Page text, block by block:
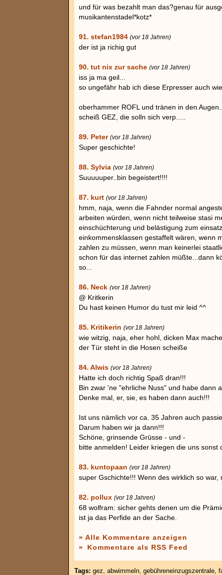
und für was bezahlt man das?genau für
musikantenstadel*kotz*
91. stefan1984 (vor 18 Jahren)
der ist ja richig gut
90. tut nix zur sache (vor 18 Jahren)
iss ja ma geil...
so ungefähr hab ich diese Erpresser auch
oberhammer ROFL und tränen in den
scheiß GEZ, die solln sich verp.....
89. Peter (vor 18 Jahren)
Super geschichte!
88. Sylvia (vor 18 Jahren)
Suuuuuper..bin begeistert!!!!
87. kurt (vor 18 Jahren)
hmm, naja, wenn die Fahnder normal
arbeiten würden, wenn nicht teilweise stasi
einschüchterung und belästigung zum
einkommensklassen gestaffelt wären, wenn
zahlen zu müssen, wenn man keinerlei
schon für das internet zahlen müßte...dann
so...
86. Neck (vor 18 Jahren)
@ Kritkerin
Du hast keinen Humor du tust mir leid ^^
85. Kritikerin (vor 18 Jahren)
wie witzig, naja, eher hohl, dicken Max
der Tür steht in die Hosen scheiße
84. Alwis (vor 18 Jahren)
Hatte ich doch richtig Spaß dran!!!
Bin zwar 'ne "ehrliche Nuss" und habe dann
Denke mal, er, sie, es haben dann auch!!!
Ist uns nämlich vor ca. 35 Jahren auch
Darum haben wir ja dann!!!
Schöne, grinsende Grüsse - und -
bitte anmelden! Leider kriegen die uns sonst
83. kuntopaan (vor 18 Jahren)
super Gschichte!!! Wenn des wirklich so war,
82. pollux (vor 18 Jahren)
68 wolfram: sicher gehts denen um die
ist ja das Perfide an der Sache.
» Alle Kommentare anzeigen
»
Kommentare als RSS Feed
Tags: gez, abwimmeln, gebühreneinzugszentrale,